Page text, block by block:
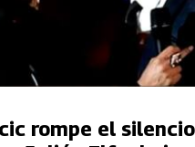
rompe el silencio